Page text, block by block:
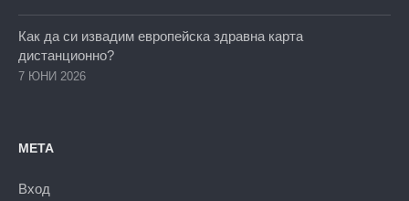
Как да си извадим европейска здравна карта
дистанционно?
7 ЮНИ 2026
МЕТА
Вход